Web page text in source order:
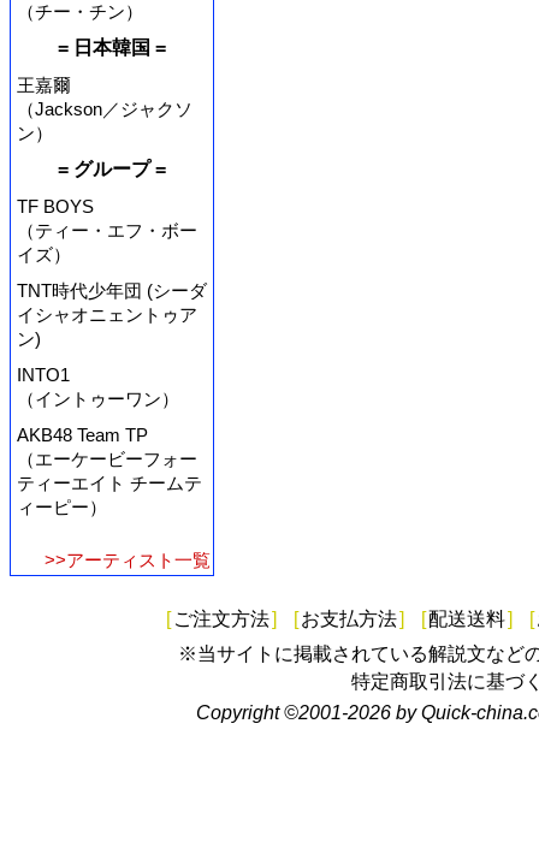
（チー・チン）
= 日本韓国 =
王嘉爾
（Jackson／ジャクソ
ン）
= グループ =
TF BOYS
（ティー・エフ・ボー
イズ）
TNT時代少年団 (シーダ
イシャオニェントゥア
ン)
INTO1
（イントゥーワン）
AKB48 Team TP
（エーケービーフォー
ティーエイト チームテ
ィーピー）
>>アーティスト一覧
[ ご注文方法] [お支払方法] [配送送料] [
※当サイトに掲載されている解説文など
特定商取引法に基づ
Copyright ©2001-2026 by Quick-